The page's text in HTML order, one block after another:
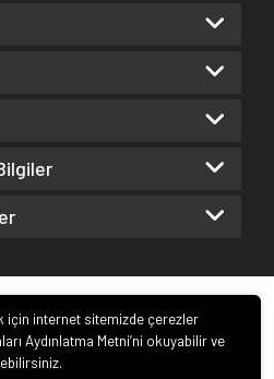
için internet sitemizde çerezler
Aydınlatma Metni’ni okuyabilir ve